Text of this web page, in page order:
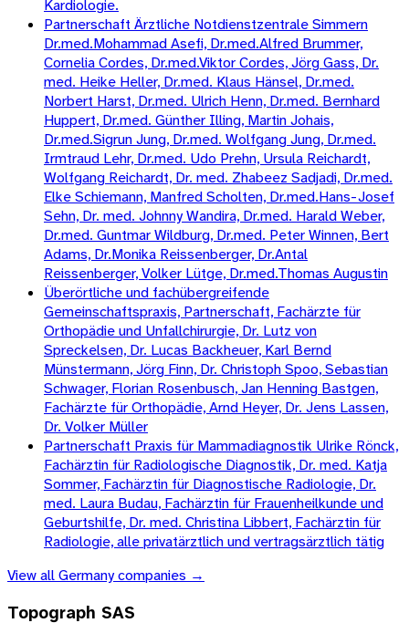
Kardiologie.
Partnerschaft Ärztliche Notdienstzentrale Simmern
Dr.med.Mohammad Asefi, Dr.med.Alfred Brummer,
Cornelia Cordes, Dr.med.Viktor Cordes, Jörg Gass, Dr.
med. Heike Heller, Dr.med. Klaus Hänsel, Dr.med.
Norbert Harst, Dr.med. Ulrich Henn, Dr.med. Bernhard
Huppert, Dr.med. Günther Illing, Martin Johais,
Dr.med.Sigrun Jung, Dr.med. Wolfgang Jung, Dr.med.
Irmtraud Lehr, Dr.med. Udo Prehn, Ursula Reichardt,
Wolfgang Reichardt, Dr. med. Zhabeez Sadjadi, Dr.med.
Elke Schiemann, Manfred Scholten, Dr.med.Hans-Josef
Sehn, Dr. med. Johnny Wandira, Dr.med. Harald Weber,
Dr.med. Guntmar Wildburg, Dr.med. Peter Winnen, Bert
Adams, Dr.Monika Reissenberger, Dr.Antal
Reissenberger, Volker Lütge, Dr.med.Thomas Augustin
Überörtliche und fachübergreifende
Gemeinschaftspraxis, Partnerschaft, Fachärzte für
Orthopädie und Unfallchirurgie, Dr. Lutz von
Spreckelsen, Dr. Lucas Backheuer, Karl Bernd
Münstermann, Jörg Finn, Dr. Christoph Spoo, Sebastian
Schwager, Florian Rosenbusch, Jan Henning Bastgen,
Fachärzte für Orthopädie, Arnd Heyer, Dr. Jens Lassen,
Dr. Volker Müller
Partnerschaft Praxis für Mammadiagnostik Ulrike Rönck,
Fachärztin für Radiologische Diagnostik, Dr. med. Katja
Sommer, Fachärztin für Diagnostische Radiologie, Dr.
med. Laura Budau, Fachärztin für Frauenheilkunde und
Geburtshilfe, Dr. med. Christina Libbert, Fachärztin für
Radiologie, alle privatärztlich und vertragsärztlich tätig
View allGermanycompanies →
Topograph SAS